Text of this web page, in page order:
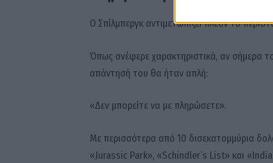
Ο Σπίλμπεργκ αντιμετωπίζει πλέον το
Όπως ανέφερε χαρακτηριστικά, αν σήμερα
απάντησή του θα ήταν απλή:
«Δεν μπορείτε να με πληρώσετε».
Με περισσότερα από 10 δισεκατομμύρια
«Jurassic Park», «Schindler’s List» και